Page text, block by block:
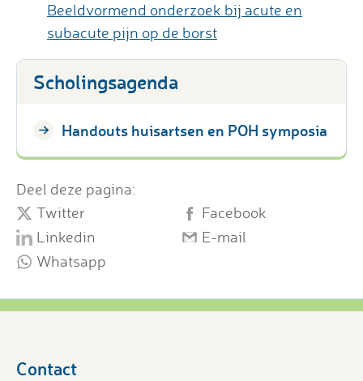
Scholingsagenda
Handouts huisartsen en POH symposia
Beeldvormend onderzoek bij acute en
subacute pijn op de borst
Deel deze pagina:
Twitter
Facebook
Linkedin
E-mail
Whatsapp
Contact